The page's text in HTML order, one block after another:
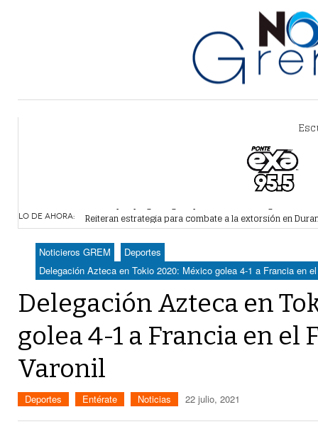
LO DE AHORA:
Reiteran estrategia para combate a la extorsión en
Por falta de agua, vecinos de Villa Zaragoza bloquearon
Plantean fideicomiso federal para operar Agua
Detienen a juez del Tribunal Superior de Justicia de
Noticieros GREM
Deportes
Delegación Azteca en Tokio 2020: México golea 4-1 a Francia en
Delegación Azteca en
golea 4-1 a Francia en el
Varonil
Deportes Entérate Noticias 22 julio, 2021